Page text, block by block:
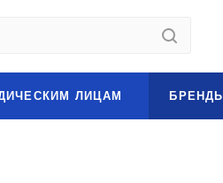
ЛИЦАМ БРЕНДЫ